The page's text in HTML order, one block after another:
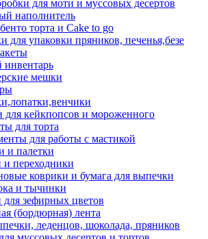
для моти и муссовых десертов
наполнитель
торта и Cake to go
для упаковки пряников, печенья,безе
инвентарь
мешки
для кейкпопсов и мороженного
для торта
для работы с мастикой
и палетки
и переходники
коврики и бумага для выпечки
и тычинки
для зефирных цветов
(бордюрная) лента
леденцов, шоколада, пряников